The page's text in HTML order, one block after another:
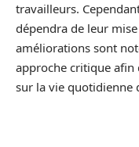
travailleurs.
dépendra de leur
améliorations sont
approche critique
sur la vie quotidienne